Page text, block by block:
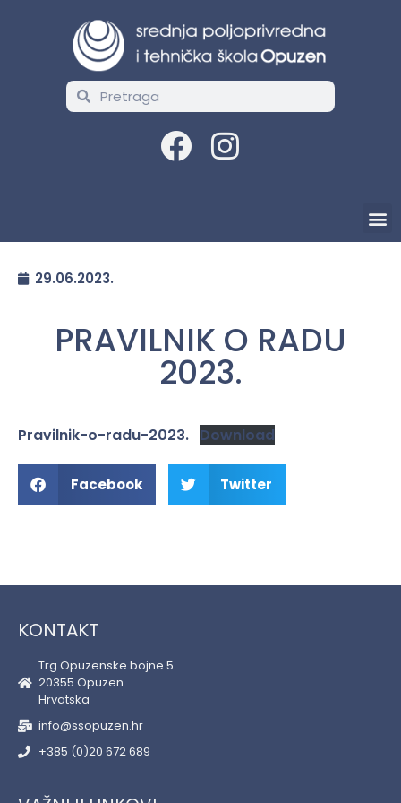
29.06.2023.
PRAVILNIK O RADU
2023.
Pravilnik-o-radu-2023. Download
Facebook Twitter
KONTAKT
Trg Opuzenske bojne 5
20355 Opuzen
Hrvatska
info@ssopuzen.hr
+385 (0)20 672 689